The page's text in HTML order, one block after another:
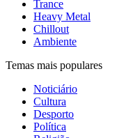
Trance
Heavy Metal
Chillout
Ambiente
Temas mais populares
Noticiário
Cultura
Desporto
Política